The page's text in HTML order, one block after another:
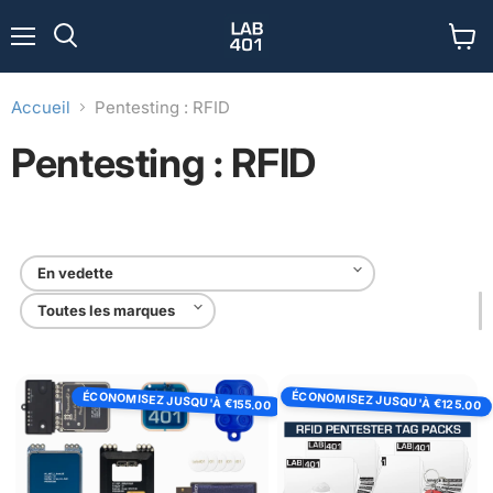
le
Accueil Pentesting : RFID
Pentesting : RFID
ÉCONOMISEZ JUSQU'À€155.00
Lab401
Pentester
Pack
ÉCONOMISEZ JUSQU'À€125.00
des
tags
RFID
Pentester